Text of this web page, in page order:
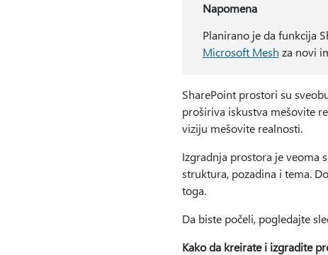
Napomena
Planirano je da funkcija
Microsoft Mesh za novi
SharePoint prostori su
proširiva iskustva mešovite
viziju mešovite realnosti.
Izgradnja prostora je veoma
struktura, pozadina i tema.
toga.
Da biste počeli, pogledajte
Kako da kreirate i izgradite